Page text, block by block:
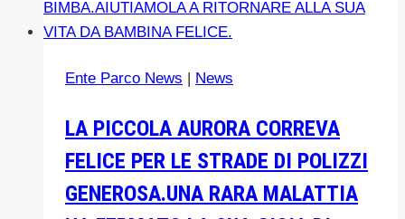
MESE
DI
TRA
E
MUSICA
Ente Parco News | News
LA PICCOLA AURORA CORREVA
FELICE PER LE STRADE DI POLIZZI
GENEROSA.UNA RARA MALATTIA